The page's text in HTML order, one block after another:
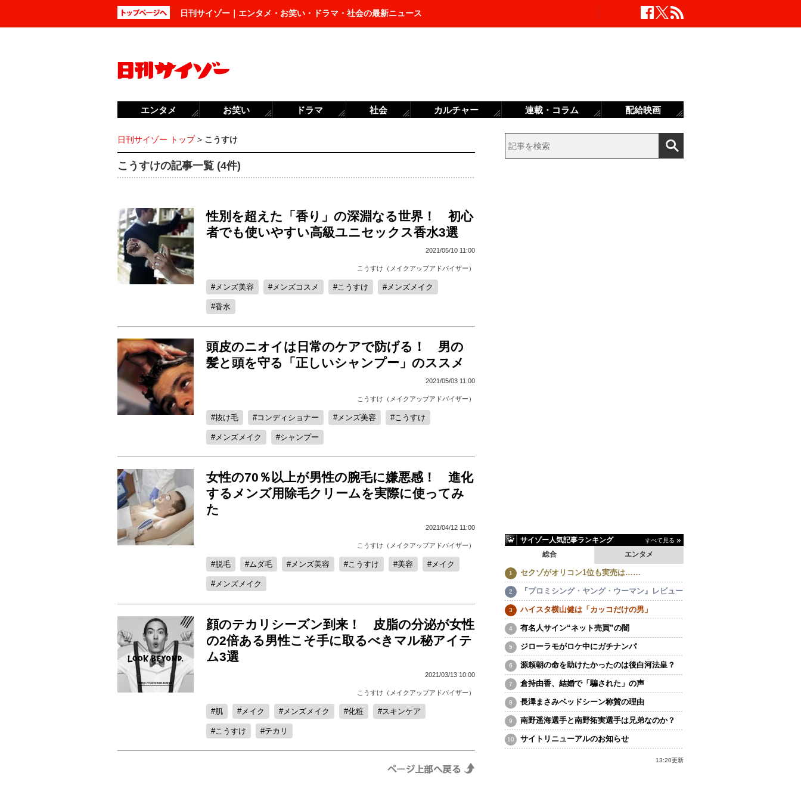
日刊サイゾー｜エンタメ・お笑い・ドラマ・社会の最新ニュース
日刊サイゾー トップ> こうすけ
こうすけの記事一覧 (4件)
性別を超えた「香り」の深淵なる世界！ 初心
者でも使いやすい高級ユニセックス香水3選
2021/05/10 11:00
こうすけ（メイクアップアドバイザー）
メンズ美容 メンズコスメ こうすけ メンズメイク
香水
頭皮のニオイは日常のケアで防げる！ 男の
髪と頭を守る「正しいシャンプー」のススメ
2021/05/03 11:00
こうすけ（メイクアップアドバイザー）
抜け毛 コンディショナー メンズ美容 こうすけ
メンズメイク シャンプー
女性の70％以上が男性の腕毛に嫌悪感！ 進化
するメンズ用除毛クリームを実際に使ってみ
た
2021/04/12 11:00
こうすけ（メイクアップアドバイザー）
脱毛 ムダ毛 メンズ美容 こうすけ 美容 メイク
メンズメイク
顔のテカリシーズン到来！ 皮脂の分泌が女性
の2倍ある男性こそ手に取るべきマル秘アイテ
ム3選
2021/03/13 10:00
こうすけ（メイクアップアドバイザー）
肌 メイク メンズメイク 化粧 スキンケア
こうすけ テカリ
サイゾー人気記事ランキング すべて見る
エンタメ
総合
セクゾがオリコン1位も実売は……
『プロミシング・ヤング・ウーマン』レビュー
ハイスタ横山健は「カッコだけの男」
有名人サイン“ネット売買”の闇
ジローラモがロケ中にガチナンパ
源頼朝の命を助けたかったのは後白河法皇？
倉持由香、結婚で「騙された」の声
長澤まさみベッドシーン称賛の理由
南野遥海選手と南野拓実選手は兄弟なのか？
サイトリニューアルのお知らせ
13:20更新
エンタメ お笑い ドラマ 社会 カルチャー 連載・コラム 配給映画